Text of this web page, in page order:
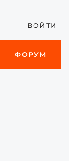
ВОЙТИ
ФОРУМ